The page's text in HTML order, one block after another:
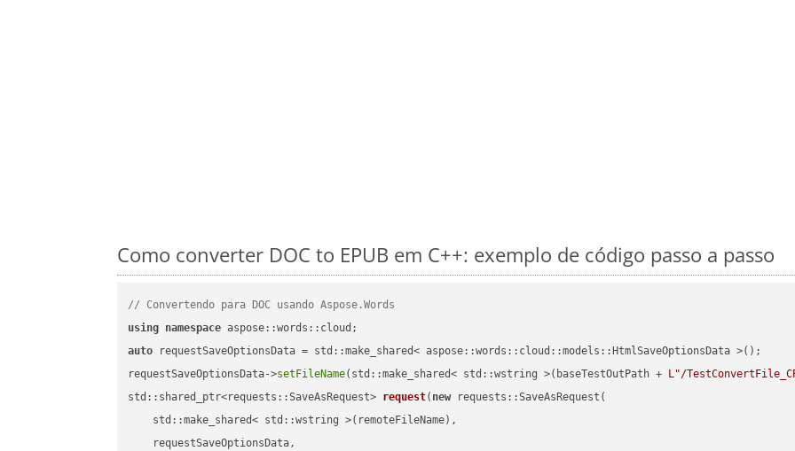
Como converter DOC to EPUB em C++: exemplo de código passo a passo
// Convertendo para DOC usando Aspose.Words
using namespace
auto requestSaveOptionsData = std::make_shared< aspose::words::cloud::models::HtmlSaveOptionsData >();
requestSaveOptionsData->setFileName(std::make_shared< std::wstring >(baseTestOutPath + L"/
std::shared_ptr<requests::SaveAsRequest> request( new requests::SaveAsRequest(
    std::make_shared< std::wstring >(remoteFileName),
    requestSaveOptionsData,